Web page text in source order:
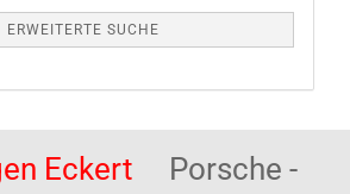
ERWEITERTE SUCHE
Eckert Porsche -